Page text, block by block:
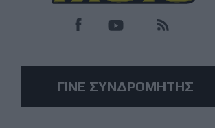
ΓΙΝΕ ΣΥΝΔΡΟΜΗΤΗΣ